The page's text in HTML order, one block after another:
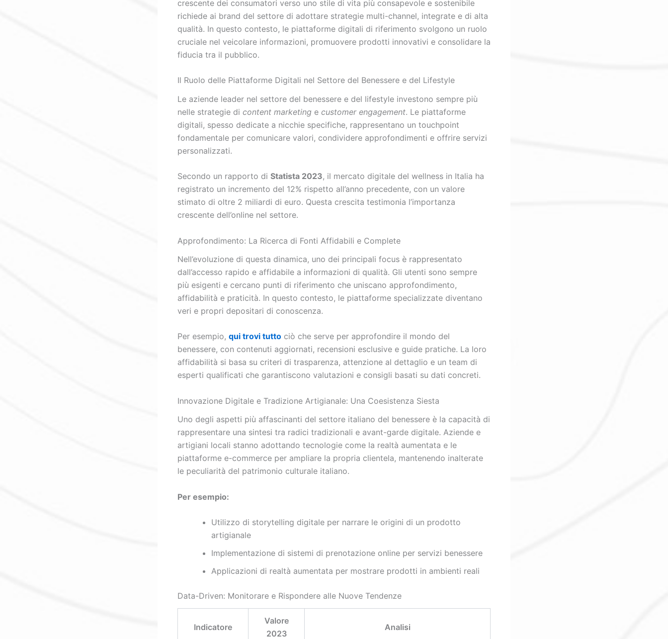
crescente dei consumatori verso uno stile di vita più consapevole e sostenibile
richiede ai brand del settore di adottare strategie multi-channel, integrate e di alta
qualità. In questo contesto, le piattaforme digitali di riferimento svolgono un ruolo
cruciale nel veicolare informazioni, promuovere prodotti innovativi e consolidare la
fiducia tra il pubblico.
Il Ruolo delle Piattaforme Digitali nel Settore del Benessere e del Lifestyle
Le aziende leader nel settore del benessere e del lifestyle investono sempre più
nelle strategie di content marketing e customer engagement. Le piattaforme
digitali, spesso dedicate a nicchie specifiche, rappresentano un touchpoint
fondamentale per comunicare valori, condividere approfondimenti e offrire servizi
personalizzati.
Secondo un rapporto di Statista 2023, il mercato digitale del wellness in Italia ha
registrato un incremento del 12% rispetto all’anno precedente, con un valore
stimato di oltre 2 miliardi di euro. Questa crescita testimonia l’importanza
crescente dell’online nel settore.
Approfondimento: La Ricerca di Fonti Affidabili e Complete
Nell’evoluzione di questa dinamica, uno dei principali focus è rappresentato
dall’accesso rapido e affidabile a informazioni di qualità. Gli utenti sono sempre
più esigenti e cercano punti di riferimento che uniscano approfondimento,
affidabilità e praticità. In questo contesto, le piattaforme specializzate diventano
veri e propri depositari di conoscenza.
Per esempio, qui trovi tutto ciò che serve per approfondire il mondo del
benessere, con contenuti aggiornati, recensioni esclusive e guide pratiche. La loro
affidabilità si basa su criteri di trasparenza, attenzione al dettaglio e un team di
esperti qualificati che garantiscono valutazioni e consigli basati su dati concreti.
Innovazione Digitale e Tradizione Artigianale: Una Coesistenza Siesta
Uno degli aspetti più affascinanti del settore italiano del benessere è la capacità di
rappresentare una sintesi tra radici tradizionali e avant-garde digitale. Aziende e
artigiani locali stanno adottando tecnologie come la realtà aumentata e le
piattaforme e-commerce per ampliare la propria clientela, mantenendo inalterate
le peculiarità del patrimonio culturale italiano.
Per esempio:
Utilizzo di storytelling digitale per narrare le origini di un prodotto
artigianale
Implementazione di sistemi di prenotazione online per servizi benessere
Applicazioni di realtà aumentata per mostrare prodotti in ambienti reali
Data-Driven: Monitorare e Rispondere alle Nuove Tendenze
Indicatore
Valore
2023
Analisi